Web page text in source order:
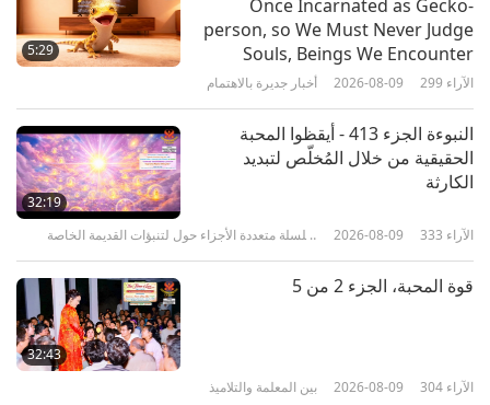
Love and Grace: Supreme Master
Ching Hai Day
2017-10-25
15:25
Weaving in Laos: Cherished
Cultural Heritage
5:29
Once Incarnated as Gecko-
person, so We Must Never Judge
Souls, Beings We Encounter
أخبار جديرة بالاهتمام 2026-08-09 299 الآراء
32:19
النبوءة الجزء 413 - أيقظوا المحبة
الحقيقية من خلال المُخلّص لتبديد
الكارثة
سلسلة متعددة الأجزاء حول لتنبؤات القديمة الخاصة
2026-08-09 333 الآراء
32:43
قوة المحبة، الجزء 2 من 5
بين المعلمة والتلاميذ 2026-08-09 304 الآراء